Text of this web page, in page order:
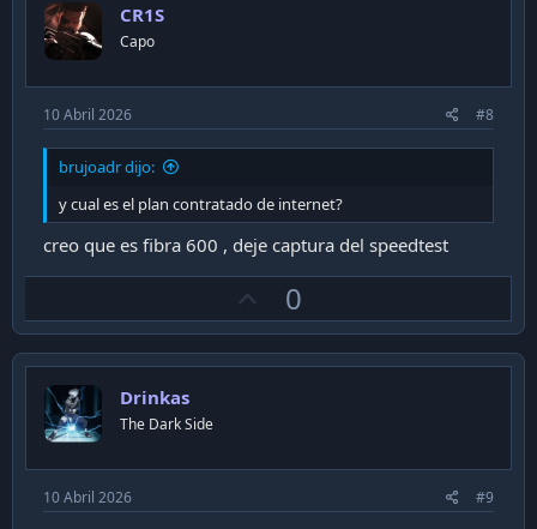
CR1S
Capo
10 Abril 2026 #8
brujoadr dijo:
y cual es el plan contratado de internet?
creo que es fibra 600 , deje captura del speedtest
p
v
0
Drinkas
The Dark Side
10 Abril 2026 #9